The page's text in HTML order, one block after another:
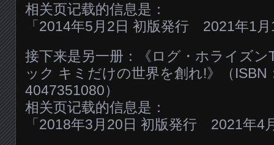
相关页记载的信息是：
「2014年5月2日 初版発行 2021年1
接下来是另一册：《ログ・ホライズン
ック キミだけの世界を創れ!》（ISBN
4047351080）
相关页记载的信息是：
「2018年3月20日 初版発行 2021年4